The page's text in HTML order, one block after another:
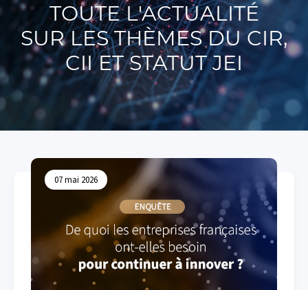
TOUTE L'ACTUALITÉ
SUR LES THÈMES DU CIR,
CII ET STATUT JEI
07 mai 2026